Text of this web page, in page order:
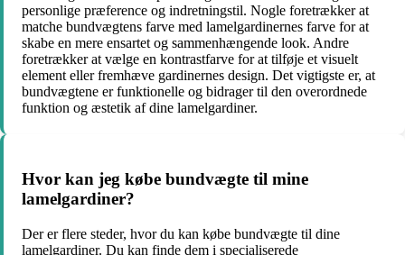
personlige præference og indretningstil. Nogle foretrækker at
matche bundvægtens farve med lamelgardinernes farve for at
skabe en mere ensartet og sammenhængende look. Andre
foretrækker at vælge en kontrastfarve for at tilføje et visuelt
element eller fremhæve gardinernes design. Det vigtigste er, at
bundvægtene er funktionelle og bidrager til den overordnede
funktion og æstetik af dine lamelgardiner.
Hvor kan jeg købe bundvægte til mine
lamelgardiner?
Der er flere steder, hvor du kan købe bundvægte til dine
lamelgardiner. Du kan finde dem i specialiserede